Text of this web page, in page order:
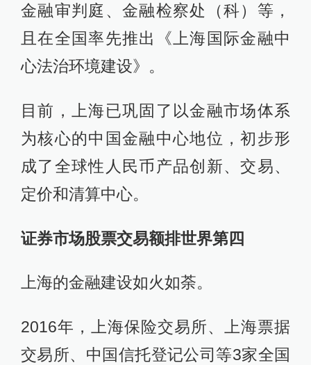
金融审判庭、金融检察处（科）等，
且在全国率先推出《上海国际金融中
心法治环境建设》。
目前，上海已巩固了以金融市场体系
为核心的中国金融中心地位，初步形
成了全球性人民币产品创新、交易、
定价和清算中心。
证券市场股票交易额排世界第四
上海的金融建设如火如荼。
2016年，上海保险交易所、上海票据
交易所、中国信托登记公司等3家全国